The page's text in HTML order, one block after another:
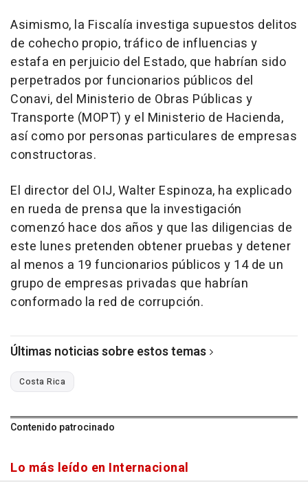
Asimismo, la Fiscalía investiga supuestos delitos
de cohecho propio, tráfico de influencias y
estafa en perjuicio del Estado, que habrían sido
perpetrados por funcionarios públicos del
Conavi, del Ministerio de Obras Públicas y
Transporte (MOPT) y el Ministerio de Hacienda,
así como por personas particulares de empresas
constructoras.
El director del OIJ, Walter Espinoza, ha explicado
en rueda de prensa que la investigación
comenzó hace dos años y que las diligencias de
este lunes pretenden obtener pruebas y detener
al menos a 19 funcionarios públicos y 14 de un
grupo de empresas privadas que habrían
conformado la red de corrupción.
Últimas noticias sobre estos temas
Costa Rica
Contenido patrocinado
Lo más leído en Internacional